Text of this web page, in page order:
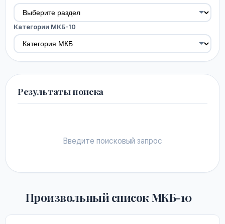
Категории МКБ-10
Результаты поиска
Введите поисковый запрос
Произвольный список МКБ-10